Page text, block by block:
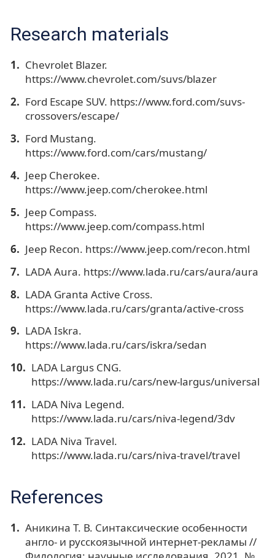
Research materials
Chevrolet Blazer.
https://www.chevrolet.com/suvs/blazer
Ford Escape SUV. https://www.ford.com/suvs-
crossovers/escape/
Ford Mustang.
https://www.ford.com/cars/mustang/
Jeep Cherokee.
https://www.jeep.com/cherokee.html
Jeep Compass.
https://www.jeep.com/compass.html
Jeep Recon. https://www.jeep.com/recon.html
LADA Aura. https://www.lada.ru/cars/aura/aura
LADA Granta Active Cross.
https://www.lada.ru/cars/granta/active-cross
LADA Iskra.
https://www.lada.ru/cars/iskra/sedan
LADA Largus CNG.
https://www.lada.ru/cars/new-largus/universal
LADA Niva Legend.
https://www.lada.ru/cars/niva-legend/3dv
LADA Niva Travel.
https://www.lada.ru/cars/niva-travel/travel
References
Аникина Т. В. Синтаксические особенности
англо- и русскоязычной интернет-рекламы //